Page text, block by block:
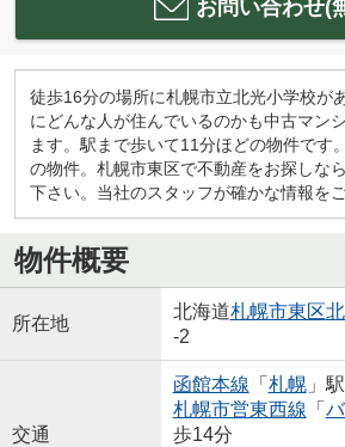
お問い合わせ(
徒歩16分の場所に札幌市立北光小学校が
にどんな人が住んでいるのかも中古マン
ます。駅まで歩いて11分ほどの物件です
の物件。札幌市東区で不動産をお探しな
下さい。当社のスタッフが確かな情報を
物件概要
所在地
北海道札幌市東区
-2
交通
函館本線 「 札幌」
札幌市営東西線 「
歩14分